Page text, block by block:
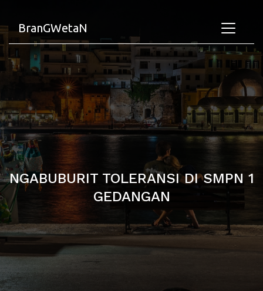
BranGWetaN
NGABUBURIT TOLERANSI DI SMPN 1
GEDANGAN